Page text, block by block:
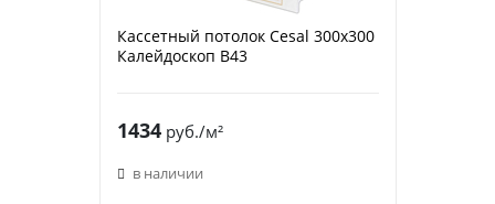
Кассетный потолок Cesal 300х300
Калейдоскоп В43
1434руб./м²
в наличии